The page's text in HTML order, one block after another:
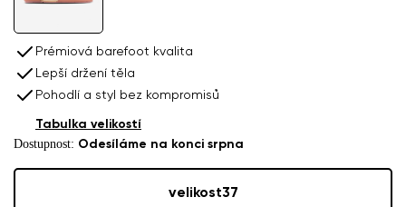
Prémiová barefoot kvalita
Lepší držení těla
Pohodlí a styl bez kompromisů
Dostupnost: Odesíláme na konci srpna
Tabulka velikostí
velikost37